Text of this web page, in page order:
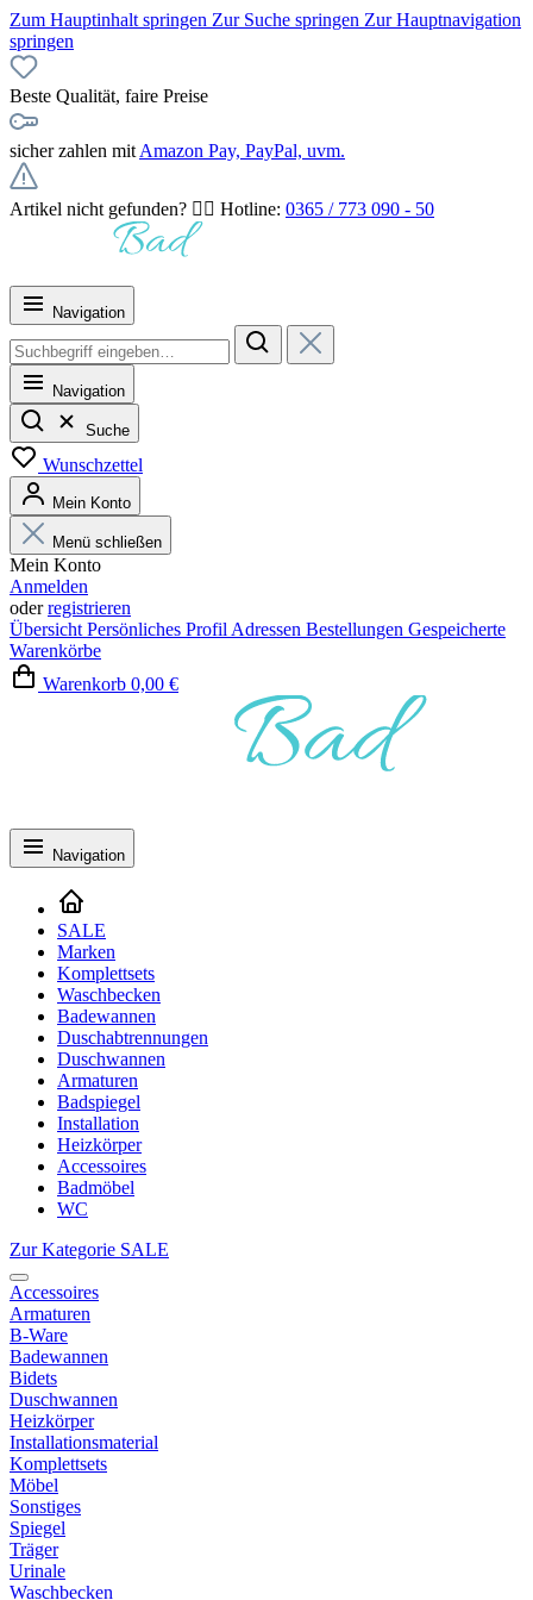
Zum Hauptinhalt springen Zur Suche springen Zur Hauptnavigation
springen
Beste Qualität, faire Preise
sicher zahlen mit Amazon Pay, PayPal, uvm.
Artikel nicht gefunden? 👉🏻 Hotline: 0365 / 773 090 - 50
Navigation
Navigation
Suche
Wunschzettel
Mein Konto
Menü schließen
Mein Konto
Anmelden
oderregistrieren
Übersicht Persönliches Profil Adressen Bestellungen Gespeicherte
Warenkörbe
Warenkorb 0,00 €
Navigation
SALE
Marken
Komplettsets
Waschbecken
Badewannen
Duschabtrennungen
Duschwannen
Armaturen
Badspiegel
Installation
Heizkörper
Accessoires
Badmöbel
WC
Zur Kategorie SALE
Accessoires
Armaturen
B-Ware
Badewannen
Bidets
Duschwannen
Heizkörper
Installationsmaterial
Komplettsets
Möbel
Sonstiges
Spiegel
Träger
Urinale
Waschbecken